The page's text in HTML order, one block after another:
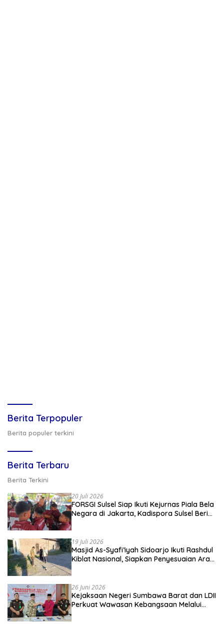
Berita Terpopuler
Berita populer terkini
Berita Terbaru
Berita Terkini
20 Juli 2026
FORSGI Sulsel Siap Ikuti Kejurnas Piala Bela
Negara di Jakarta, Kadispora Sulsel Beri
19 Juli 2026
Masjid As-Syafi’iyah Sidoarjo Ikuti Rashdul
Kiblat Nasional, Siapkan Penyesuaian Arah
26 Juni 2026
Kejaksaan Negeri Sumbawa Barat dan LDII
Perkuat Wawasan Kebangsaan Melalui